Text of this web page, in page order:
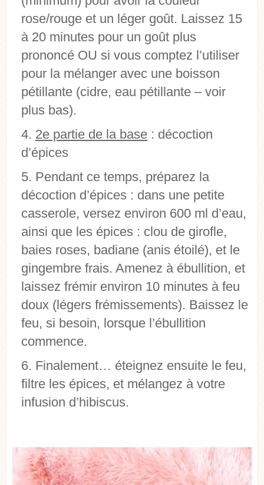
rose/rouge et un léger goût. Laissez 15
à 20 minutes pour un goût plus
prononcé OU si vous comptez l’utiliser
pour la mélanger avec une boisson
pétillante (cidre, eau pétillante – voir
plus bas).
2e partie de la base : décoction
d’épices
Pendant ce temps, préparez la
décoction d’épices : dans une petite
casserole, versez environ 600 ml d’eau,
ainsi que les épices : clou de girofle,
baies roses, badiane (anis étoilé), et le
gingembre frais. Amenez à ébullition, et
laissez frémir environ 10 minutes à feu
doux (légers frémissements). Baissez le
feu, si besoin, lorsque l’ébullition
commence.
Finalement… éteignez ensuite le feu,
filtre les épices, et mélangez à votre
infusion d’hibiscus.